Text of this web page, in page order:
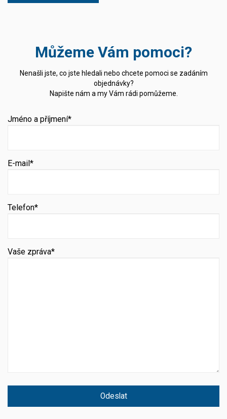
Můžeme Vám pomoci?
Nenašli jste, co jste hledali nebo chcete pomoci se zadáním
objednávky?
Napište nám a my Vám rádi pomůžeme.
Jméno a příjmení*
E-mail*
Telefon*
Vaše zpráva*
Odeslat